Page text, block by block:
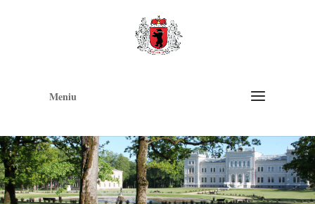
Meniu